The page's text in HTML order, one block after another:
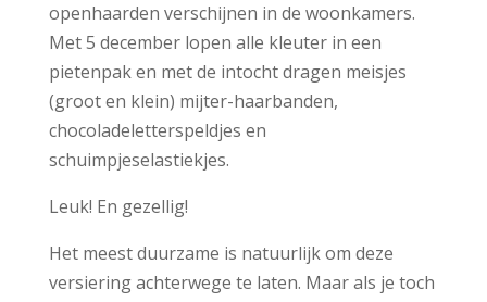
openhaarden verschijnen in de woonkamers.
Met 5 december lopen alle kleuter in een
pietenpak en met de intocht dragen meisjes
(groot en klein) mijter-haarbanden,
chocoladeletterspeldjes en
schuimpjeselastiekjes.
Leuk! En gezellig!
Het meest duurzame is natuurlijk om deze
versiering achterwege te laten. Maar als je toch